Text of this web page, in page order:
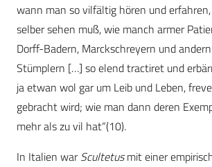
wann man so vilfältig hören und
selber sehen muß, wie manch armer
Dorff-Badern, Marckschreyern und
Stümplern […] so elend tractiret und
ja etwan wol gar um Leib und Leben,
gebracht wird; wie man dann deren
mehr als zu vil hat“(10).
In Italien warScultetusmit einer